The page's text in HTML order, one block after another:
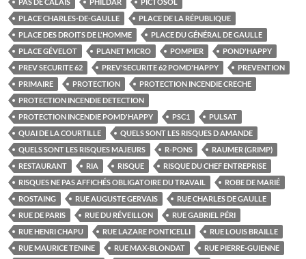
PAS DE CALAIS
PHILDAR
PICTOSOL
PLACE CHARLES-DE-GAULLE
PLACE DE LA RÉPUBLIQUE
PLACE DES DROITS DE L'HOMME
PLACE DU GÉNÉRAL DE GAULLE
PLACE GÉVELOT
PLANET MICRO POMPIER
POND'HAPPY
PREV SECURITE 62
PREV'SECURITE 62 POMD'HAPPY
PREVENTION
PRIMAIRE
PROTECTION
PROTECTION INCENDIE CRECHE
PROTECTION INCENDIE DETECTION
PROTECTION INCENDIE POMD'HAPPY
PSC1
PULSAT
QUAI DE LA COURTILLE
QUELS SONT LES RISQUES D AMANDE
QUELS SONT LES RISQUES MAJEURS
R-PONS
RAUMER (GRIMP)
RESTAURANT
RIA RISQUE
RISQUE DU CHEF ENTREPRISE
RISQUES NE PAS AFFICHÉS OBLIGATOIRE DU TRAVAIL
ROBE DE MARIÉ
ROSTAING
RUE AUGUSTE GERVAIS
RUE CHARLES DE GAULLE
RUE DE PARIS
RUE DU RÉVEILLON
RUE GABRIEL PÉRI
RUE HENRI CHAPU
RUE LAZARE PONTICELLI
RUE LOUIS BRAILLE
RUE MAURICE TENINE
RUE MAX-BLONDAT
RUE PIERRE-GUIENNE